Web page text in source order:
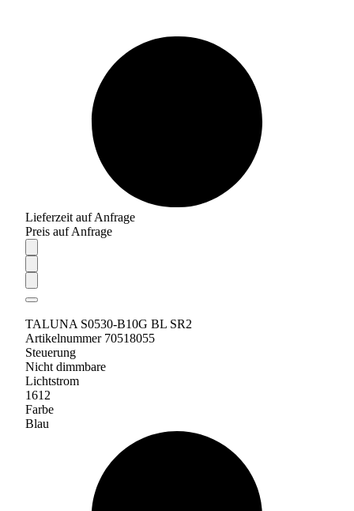
Lieferzeit auf Anfrage
Preis auf Anfrage
TALUNA S0530-B10G BL SR2
Artikelnummer 70518055
Steuerung
Nicht dimmbare
Lichtstrom
1612
Farbe
Blau